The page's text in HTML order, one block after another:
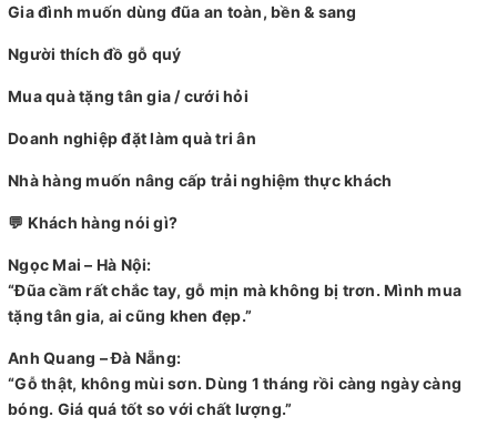
Gia đình muốn dùng đũa an toàn, bền & sang
Người thích đồ gỗ quý
Mua quà tặng tân gia / cưới hỏi
Doanh nghiệp đặt làm quà tri ân
Nhà hàng muốn nâng cấp trải nghiệm thực khách
💬 Khách hàng nói gì?
Ngọc Mai – Hà Nội:
“Đũa cầm rất chắc tay, gỗ mịn mà không bị trơn. Mình mua
tặng tân gia, ai cũng khen đẹp.”
Anh Quang – Đà Nẵng:
“Gỗ thật, không mùi sơn. Dùng 1 tháng rồi càng ngày càng
bóng. Giá quá tốt so với chất lượng.”